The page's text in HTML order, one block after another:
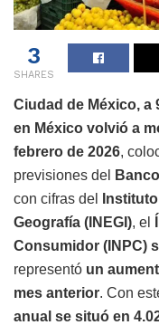
3
SHARES
Ciudad de México, a
en México volvió a
febrero de 2026,
previsiones del
con cifras del
Geografía (INEGI), el
Consumidor (INPC)
representó un
mes anterior. Con
anual se situó en